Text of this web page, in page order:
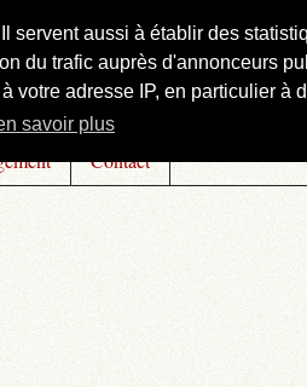
aussi à établir des
du trafic auprès d'annonceurs
adresse IP, en particulier à
savoir plus
Contact